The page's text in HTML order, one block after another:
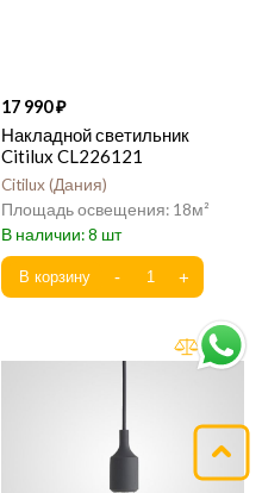
17 990
Накладной светильник
Citilux CL226121
Citilux Дания
18
8